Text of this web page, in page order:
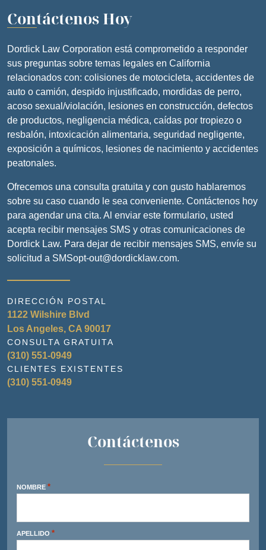
Contáctenos Hoy
Dordick Law Corporation está comprometido a responder
sus preguntas sobre temas legales en California
relacionados con: colisiones de motocicleta, accidentes de
auto o camión, despido injustificado, mordidas de perro,
acoso sexual/violación, lesiones en construcción, defectos
de productos, negligencia médica, caídas por tropiezo o
resbalón, intoxicación alimentaria, seguridad negligente,
exposición a químicos, lesiones de nacimiento y accidentes
peatonales.
Ofrecemos una consulta gratuita y con gusto hablaremos
sobre su caso cuando le sea conveniente. Contáctenos hoy
para agendar una cita. Al enviar este formulario, usted
acepta recibir mensajes SMS y otras comunicaciones de
Dordick Law. Para dejar de recibir mensajes SMS, envíe su
solicitud a SMSopt-out@dordicklaw.com.
DIRECCIÓN POSTAL
1122 Wilshire Blvd
Los Angeles, CA 90017
CONSULTA GRATUITA
(310) 551-0949
CLIENTES EXISTENTES
(310) 551-0949
Contáctenos
NOMBRE *
APELLIDO *